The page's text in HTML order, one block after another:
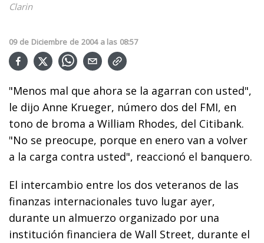
Clarin
09 de Diciembre de 2004 a las 08:57
"Menos mal que ahora se la agarran con usted",
le dijo Anne Krueger, número dos del FMI, en
tono de broma a William Rhodes, del Citibank.
"No se preocupe, porque en enero van a volver
a la carga contra usted", reaccionó el banquero.
El intercambio entre los dos veteranos de las
finanzas internacionales tuvo lugar ayer,
durante un almuerzo organizado por una
institución financiera de Wall Street, durante el